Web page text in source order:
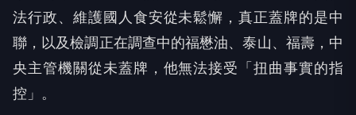
法行政、維護國人食安從未鬆懈，真正蓋牌的是中
聯，以及檢調正在調查中的福懋油、泰山、福壽，中
央主管機關從未蓋牌，他無法接受「扭曲事實的指
控」。